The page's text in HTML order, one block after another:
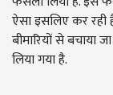
ऐसा इसलिए कर रही
बीमारियों से
लिया गया है.